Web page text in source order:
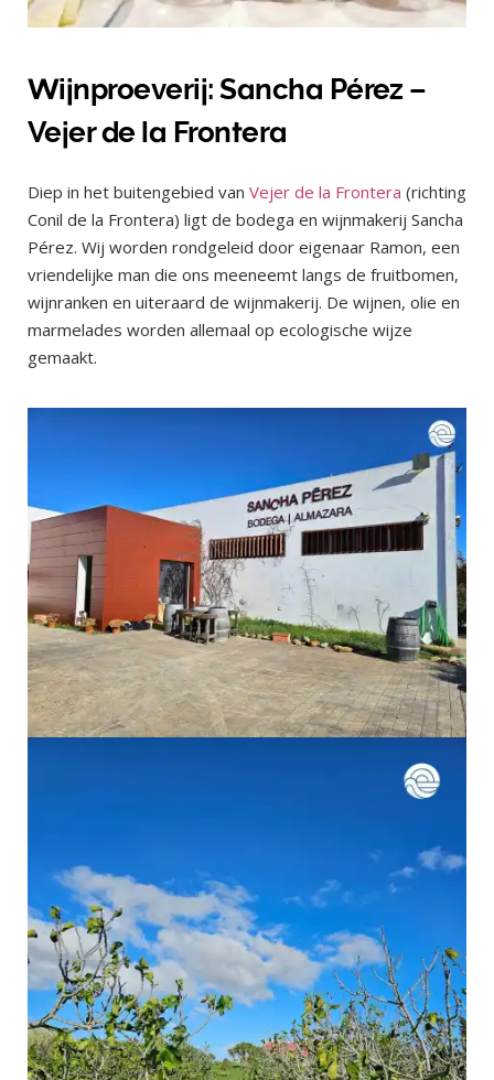
Wijnproeverij: Sancha Pérez –
Vejer de la Frontera
Diep in het buitengebied van Vejer de la Frontera (richting
Conil de la Frontera) ligt de bodega en wijnmakerij Sancha
Pérez. Wij worden rondgeleid door eigenaar Ramon, een
vriendelijke man die ons meeneemt langs de fruitbomen,
wijnranken en uiteraard de wijnmakerij. De wijnen, olie en
marmelades worden allemaal op ecologische wijze
gemaakt.